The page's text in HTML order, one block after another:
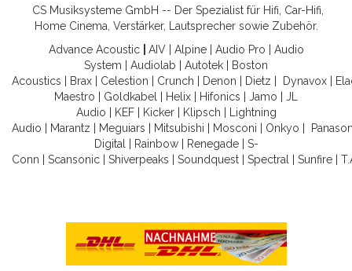
CS Musiksysteme GmbH -- Der Spezialist für Hifi, Car-Hifi,
Home Cinema, Verstärker, Lautsprecher sowie Zubehör.
Advance Acoustic
AIV| Alpine| Audio Pro
Audio
System
Audiolab Autotek
Boston
Acoustics
Brax Celestion Crunch Denon Dietz Dynavox
Maestro
Goldkabel Helix Hifonics Jamo
JL
Audio
KEF| Kicker| Klipsch
Lightning
Audio
Marantz Meguiars Mitsubishi Mosconi Onkyo
Digital
Rainbow| Renegade| S-
Conn
Scansonic Shiverpeaks Soundquest Spectral Sunfire